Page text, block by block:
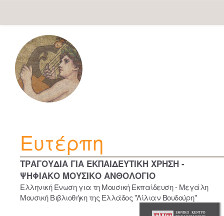
navigation
Ευτέρπη
ΤΡΑΓΟΥΔΙΑ ΓΙΑ ΕΚΠΑΙΔΕΥΤΙΚΗ ΧΡΗΣΗ -
ΨΗΦΙΑΚΟ ΜΟΥΣΙΚΟ ΑΝΘΟΛΟΓΙΟ
Ελληνική Ένωση για τη Μουσική Εκπαίδευση - Μεγάλη
Μουσική Βιβλιοθήκη της Ελλάδος "Λίλιαν Βουδούρη"